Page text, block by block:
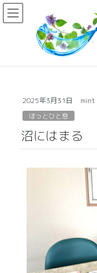
2025年3月31日 mint
ほっとひと息
沼にはまる